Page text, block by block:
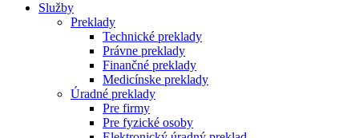
Služby
Preklady
Technické preklady
Právne preklady
Finančné preklady
Medicínske preklady
Úradné preklady
Pre firmy
Pre fyzické osoby